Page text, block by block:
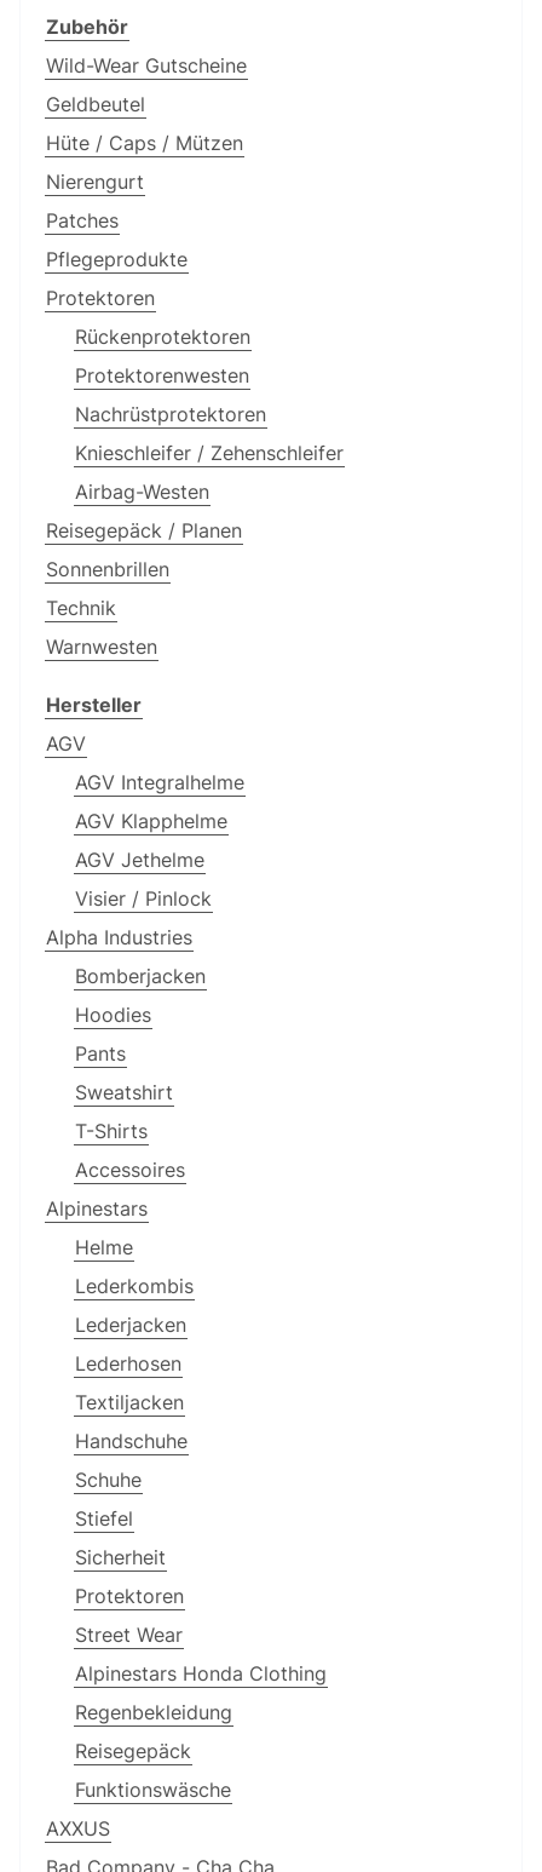
Zubehör
Wild-Wear Gutscheine
Geldbeutel
Hüte / Caps / Mützen
Nierengurt
Patches
Pflegeprodukte
Protektoren
Rückenprotektoren
Protektorenwesten
Nachrüstprotektoren
Knieschleifer / Zehenschleifer
Airbag-Westen
Reisegepäck / Planen
Sonnenbrillen
Technik
Warnwesten
Hersteller
AGV
AGV Integralhelme
AGV Klapphelme
AGV Jethelme
Visier / Pinlock
Alpha Industries
Bomberjacken
Hoodies
Pants
Sweatshirt
T-Shirts
Accessoires
Alpinestars
Helme
Lederkombis
Lederjacken
Lederhosen
Textiljacken
Handschuhe
Schuhe
Stiefel
Sicherheit
Protektoren
Street Wear
Alpinestars Honda Clothing
Regenbekleidung
Reisegepäck
Funktionswäsche
AXXUS
Bad Company - Cha Cha